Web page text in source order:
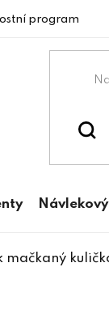
program
mačkaný